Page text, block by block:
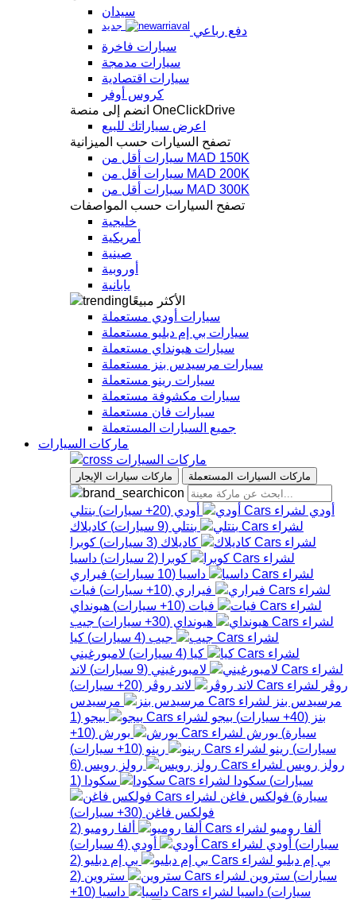
سيدان
دفع رباعي
جديد
سيارات فاخرة
سيارات مدمجة
سيارات اقتصادية
كروس أوفر
انضم إلى منصة OneClickDrive
اعرض سياراتك للبيع
تصفح السيارات حسب الميزانية
سيارات أقل من MAD 150K
سيارات أقل من MAD 200K
سيارات أقل من MAD 300K
تصفح السيارات حسب المواصفات
خليجية
أمريكية
صينية
أوروبية
يابانية
الأكثر مبيعًا
سيارات أودي مستعملة
سيارات بي إم دبليو مستعملة
سيارات هيونداي مستعملة
سيارات مرسيدس بنز مستعملة
سيارات رينو مستعملة
سيارات مكشوفة مستعملة
سيارات فان مستعملة
جميع السيارات المستعملة
ماركات السيارات
ماركات السيارات
ماركات سيارات الإيجار ماركات السيارات المستعملة
أودي أودي (
20+ سيارات) بنتلي
بنتلي (
9 سيارات) كاديلاك
كاديلاك (
3 سيارات) كوبرا
كوبرا (
2 سيارات) داسيا
داسيا (
10 سيارات) فيراري
فيراري (
10+ سيارات) فيات
فيات (
10+ سيارات) هيونداي
هيونداي (
30+ سيارات) جيب
جيب (
4 سيارات) كيا
كيا (
4 سيارات) لامبورغيني
لامبورغيني (
9 سيارات) لاند
روڤر
لاند روڤر (
20+ سيارات)
مرسيدس بنز
مرسيدس
بنز (
40+ سيارات) بيجو بيجو (
1
سيارة) بورش بورش (
10+
سيارات) رينو رينو (
10+ سيارات)
رولز رويس
رولز رويس (
6
سيارات) سكودا سكودا (
1
سيارة) فولكس فاغن
فولكس فاغن (
30+ سيارات)
ألفا روميو
ألفا روميو (
2
سيارات) أودي أودي (
4 سيارات)
بي إم دبليو
بي إم دبليو (
2
سيارات) ستروين ستروين (
2
سيارات) داسيا داسيا (
10+